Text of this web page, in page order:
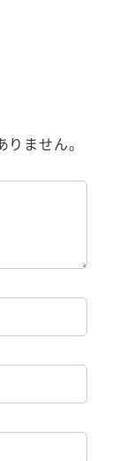
ません。